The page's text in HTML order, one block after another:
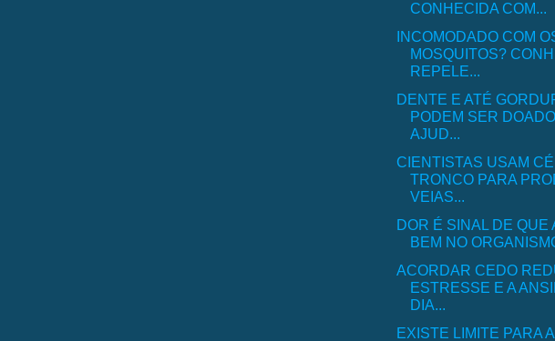
CONHECIDA COM...
INCOMODADO COM
MOSQUITOS?
REPELE...
DENTE E ATÉ
PODEM SER
AJUD...
CIENTISTAS USAM
TRONCO PARA
VEIAS...
DOR É SINAL DE QUE
BEM NO
ACORDAR CEDO
ESTRESSE E A
DIA...
EXISTE LIMITE PARA